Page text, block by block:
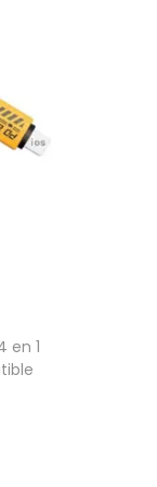
en 1